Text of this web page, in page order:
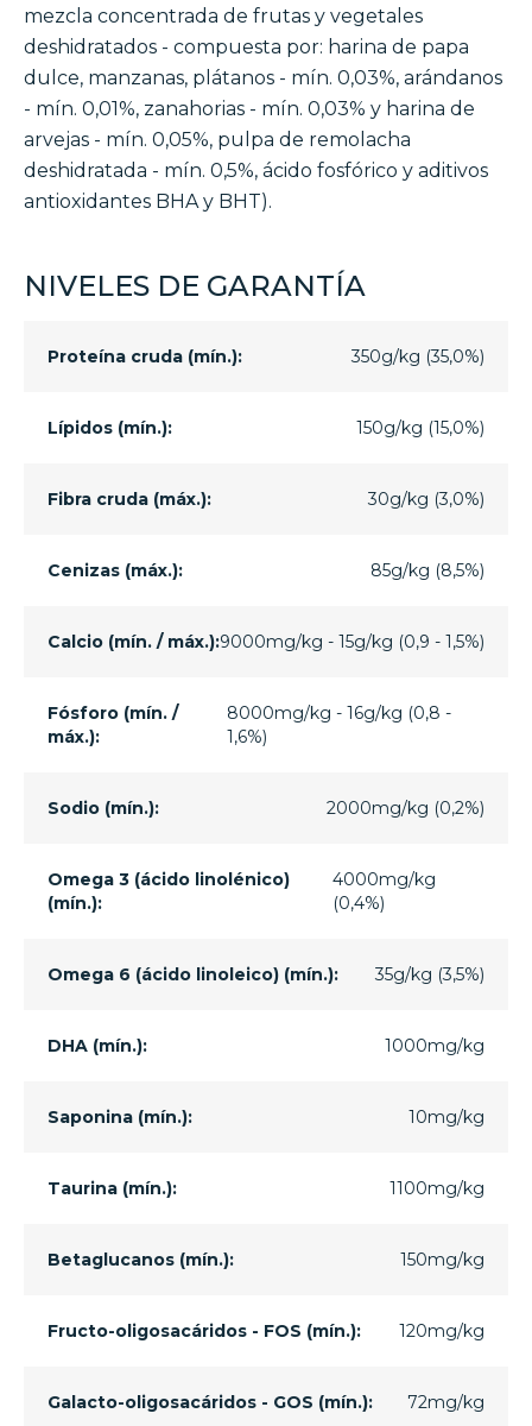
mezcla concentrada de frutas y vegetales
deshidratados - compuesta por: harina de papa
dulce, manzanas, plátanos - mín. 0,03%, arándanos
- mín. 0,01%, zanahorias - mín. 0,03% y harina de
arvejas - mín. 0,05%, pulpa de remolacha
deshidratada - mín. 0,5%, ácido fosfórico y aditivos
antioxidantes BHA y BHT).
NIVELES DE GARANTÍA
Proteína cruda (mín.): 350g/kg (35,0%)
Lípidos (mín.): 150g/kg (15,0%)
Fibra cruda (máx.): 30g/kg (3,0%)
Cenizas (máx.): 85g/kg (8,5%)
Calcio (mín. / máx.):9000mg/kg - 15g/kg (0,9 - 1,5%)
Fósforo (mín. /
máx.):
8000mg/kg - 16g/kg (0,8 -
1,6%)
Sodio (mín.): 2000mg/kg (0,2%)
Omega 3 (ácido linolénico)
(mín.):
4000mg/kg
(0,4%)
Omega 6 (ácido linoleico) (mín.): 35g/kg (3,5%)
DHA (mín.): 1000mg/kg
Saponina (mín.): 10mg/kg
Taurina (mín.): 1100mg/kg
Betaglucanos (mín.): 150mg/kg
Fructo-oligosacáridos - FOS (mín.): 120mg/kg
Galacto-oligosacáridos - GOS (mín.): 72mg/kg